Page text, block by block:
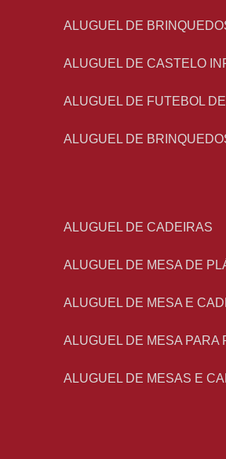
ALUGUEL DE
ALUGUEL DE CASTELO
ALUGUEL DE FUTEBOL
ALUGUEL DE
ALUGUEL DE CADEIRAS
ALUGUEL DE MESA DE
ALUGUEL DE MESA E
ALUGUEL DE MESA PARA
ALUGUEL DE MESAS E